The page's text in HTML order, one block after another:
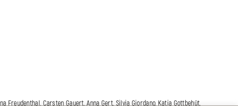
Freudenthal, Carsten Gauert, Anna Gert, Silvia Giordano, Katja Gottbehüt,